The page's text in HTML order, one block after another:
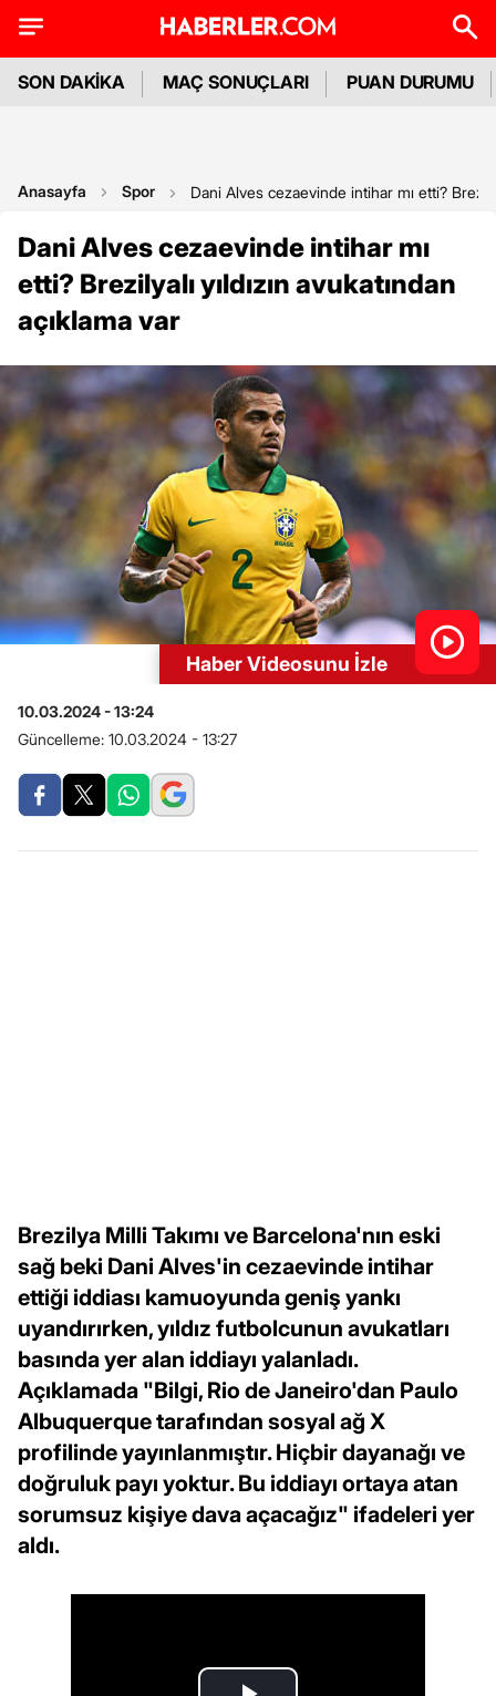
SON DAKİKA MAÇ SONUÇLARI PUAN DURUMU
Anasayfa Spor Dani Alves cezaevinde intihar mı etti?
Dani Alves cezaevinde intihar mı
etti? Brezilyalı yıldızın avukatından
açıklama var
Haber Videosunu İzle
10.03.2024 - 13:24
Güncelleme: 10.03.2024 - 13:27
Brezilya Milli Takımı ve Barcelona'nın eski
sağ beki Dani Alves'in cezaevinde intihar
ettiği iddiası kamuoyunda geniş yankı
uyandırırken, yıldız futbolcunun avukatları
basında yer alan iddiayı yalanladı.
Açıklamada "Bilgi, Rio de Janeiro'dan Paulo
Albuquerque tarafından sosyal ağ X
profilinde yayınlanmıştır. Hiçbir dayanağı ve
doğruluk payı yoktur. Bu iddiayı ortaya atan
sorumsuz kişiye dava açacağız" ifadeleri yer
aldı.